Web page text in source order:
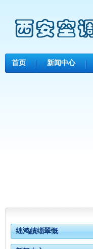
首页 新闻中心
绌鸿皟缁翠慨